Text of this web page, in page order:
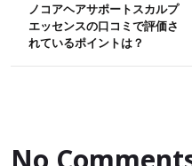
ノコアヘアサポートスカルプ
エッセンスの口コミで評価さ
れているポイントは？